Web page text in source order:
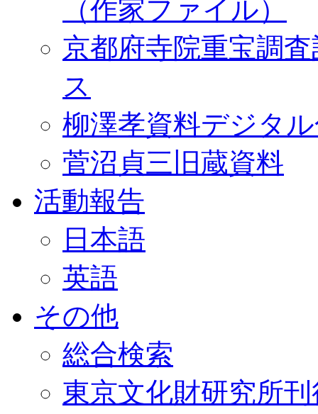
（作家ファイル）
京都府寺院重宝調
ス
柳澤孝資料デジタ
菅沼貞三旧蔵資料
活動報告
日本語
英語
その他
総合検索
東京文化財研究所